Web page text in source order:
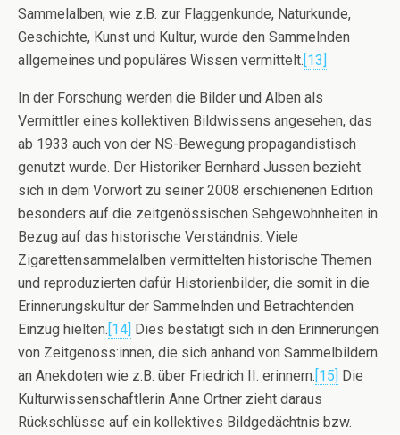
Sammelalben, wie z.B. zur Flaggenkunde, Naturkunde,
Geschichte, Kunst und Kultur, wurde den Sammelnden
allgemeines und populäres Wissen vermittelt.[13]
In der Forschung werden die Bilder und Alben als
Vermittler eines kollektiven Bildwissens angesehen, das
ab 1933 auch von der NS-Bewegung propagandistisch
genutzt wurde. Der Historiker Bernhard Jussen bezieht
sich in dem Vorwort zu seiner 2008 erschienenen Edition
besonders auf die zeitgenössischen Sehgewohnheiten in
Bezug auf das historische Verständnis: Viele
Zigarettensammelalben vermittelten historische Themen
und reproduzierten dafür Historienbilder, die somit in die
Erinnerungskultur der Sammelnden und Betrachtenden
Einzug hielten.[14] Dies bestätigt sich in den Erinnerungen
von Zeitgenoss:innen, die sich anhand von Sammelbildern
an Anekdoten wie z.B. über Friedrich II. erinnern.[15] Die
Kulturwissenschaftlerin Anne Ortner zieht daraus
Rückschlüsse auf ein kollektives Bildgedächtnis bzw.